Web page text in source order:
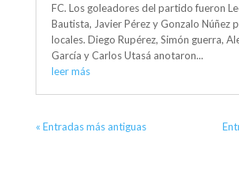
FC. Los goleadores del partido fueron
Bautista, Javier Pérez y Gonzalo Núñez
locales. Diego Rupérez, Simón guerra,
García y Carlos Utasá anotaron...
leer más
« Entradas más antiguas